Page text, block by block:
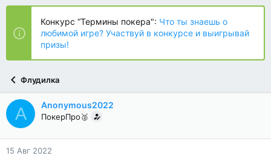
е
ы
ч
л
а
Конкурс “Термины покера": Что ты знаешь о
любимой игре? Участвуй в конкурсе и выигрывай
призы!
Флудилка
A Anonymous2022
ПокерПро🥈
15 Авг 2022